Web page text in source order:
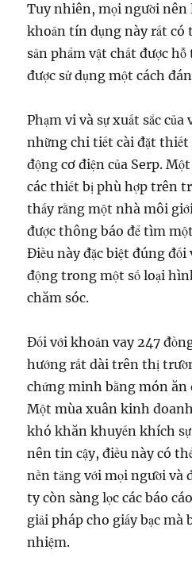
Tuy nhiên, mọi người nên
khoản tín dụng này rất có
sản phẩm vật chất được
được sử dụng một cách
Phạm vi và sự xuất sắc
những chi tiết cài đặt
động cơ điện của Serp.
các thiết bị phù hợp trên
thấy rằng một nhà môi
được thông báo để tìm
Điều này đặc biệt đúng đối
động trong một số loại
chăm sóc.
Đối với khoản vay 247
hướng rất dài trên thị
chứng minh bằng món ăn
Một mùa xuân kinh
khó khăn khuyến khích
nên tin cậy, điều này có
nền tảng với mọi người và
ty còn sàng lọc các báo
giải pháp cho giấy bạc mà
nhiệm.